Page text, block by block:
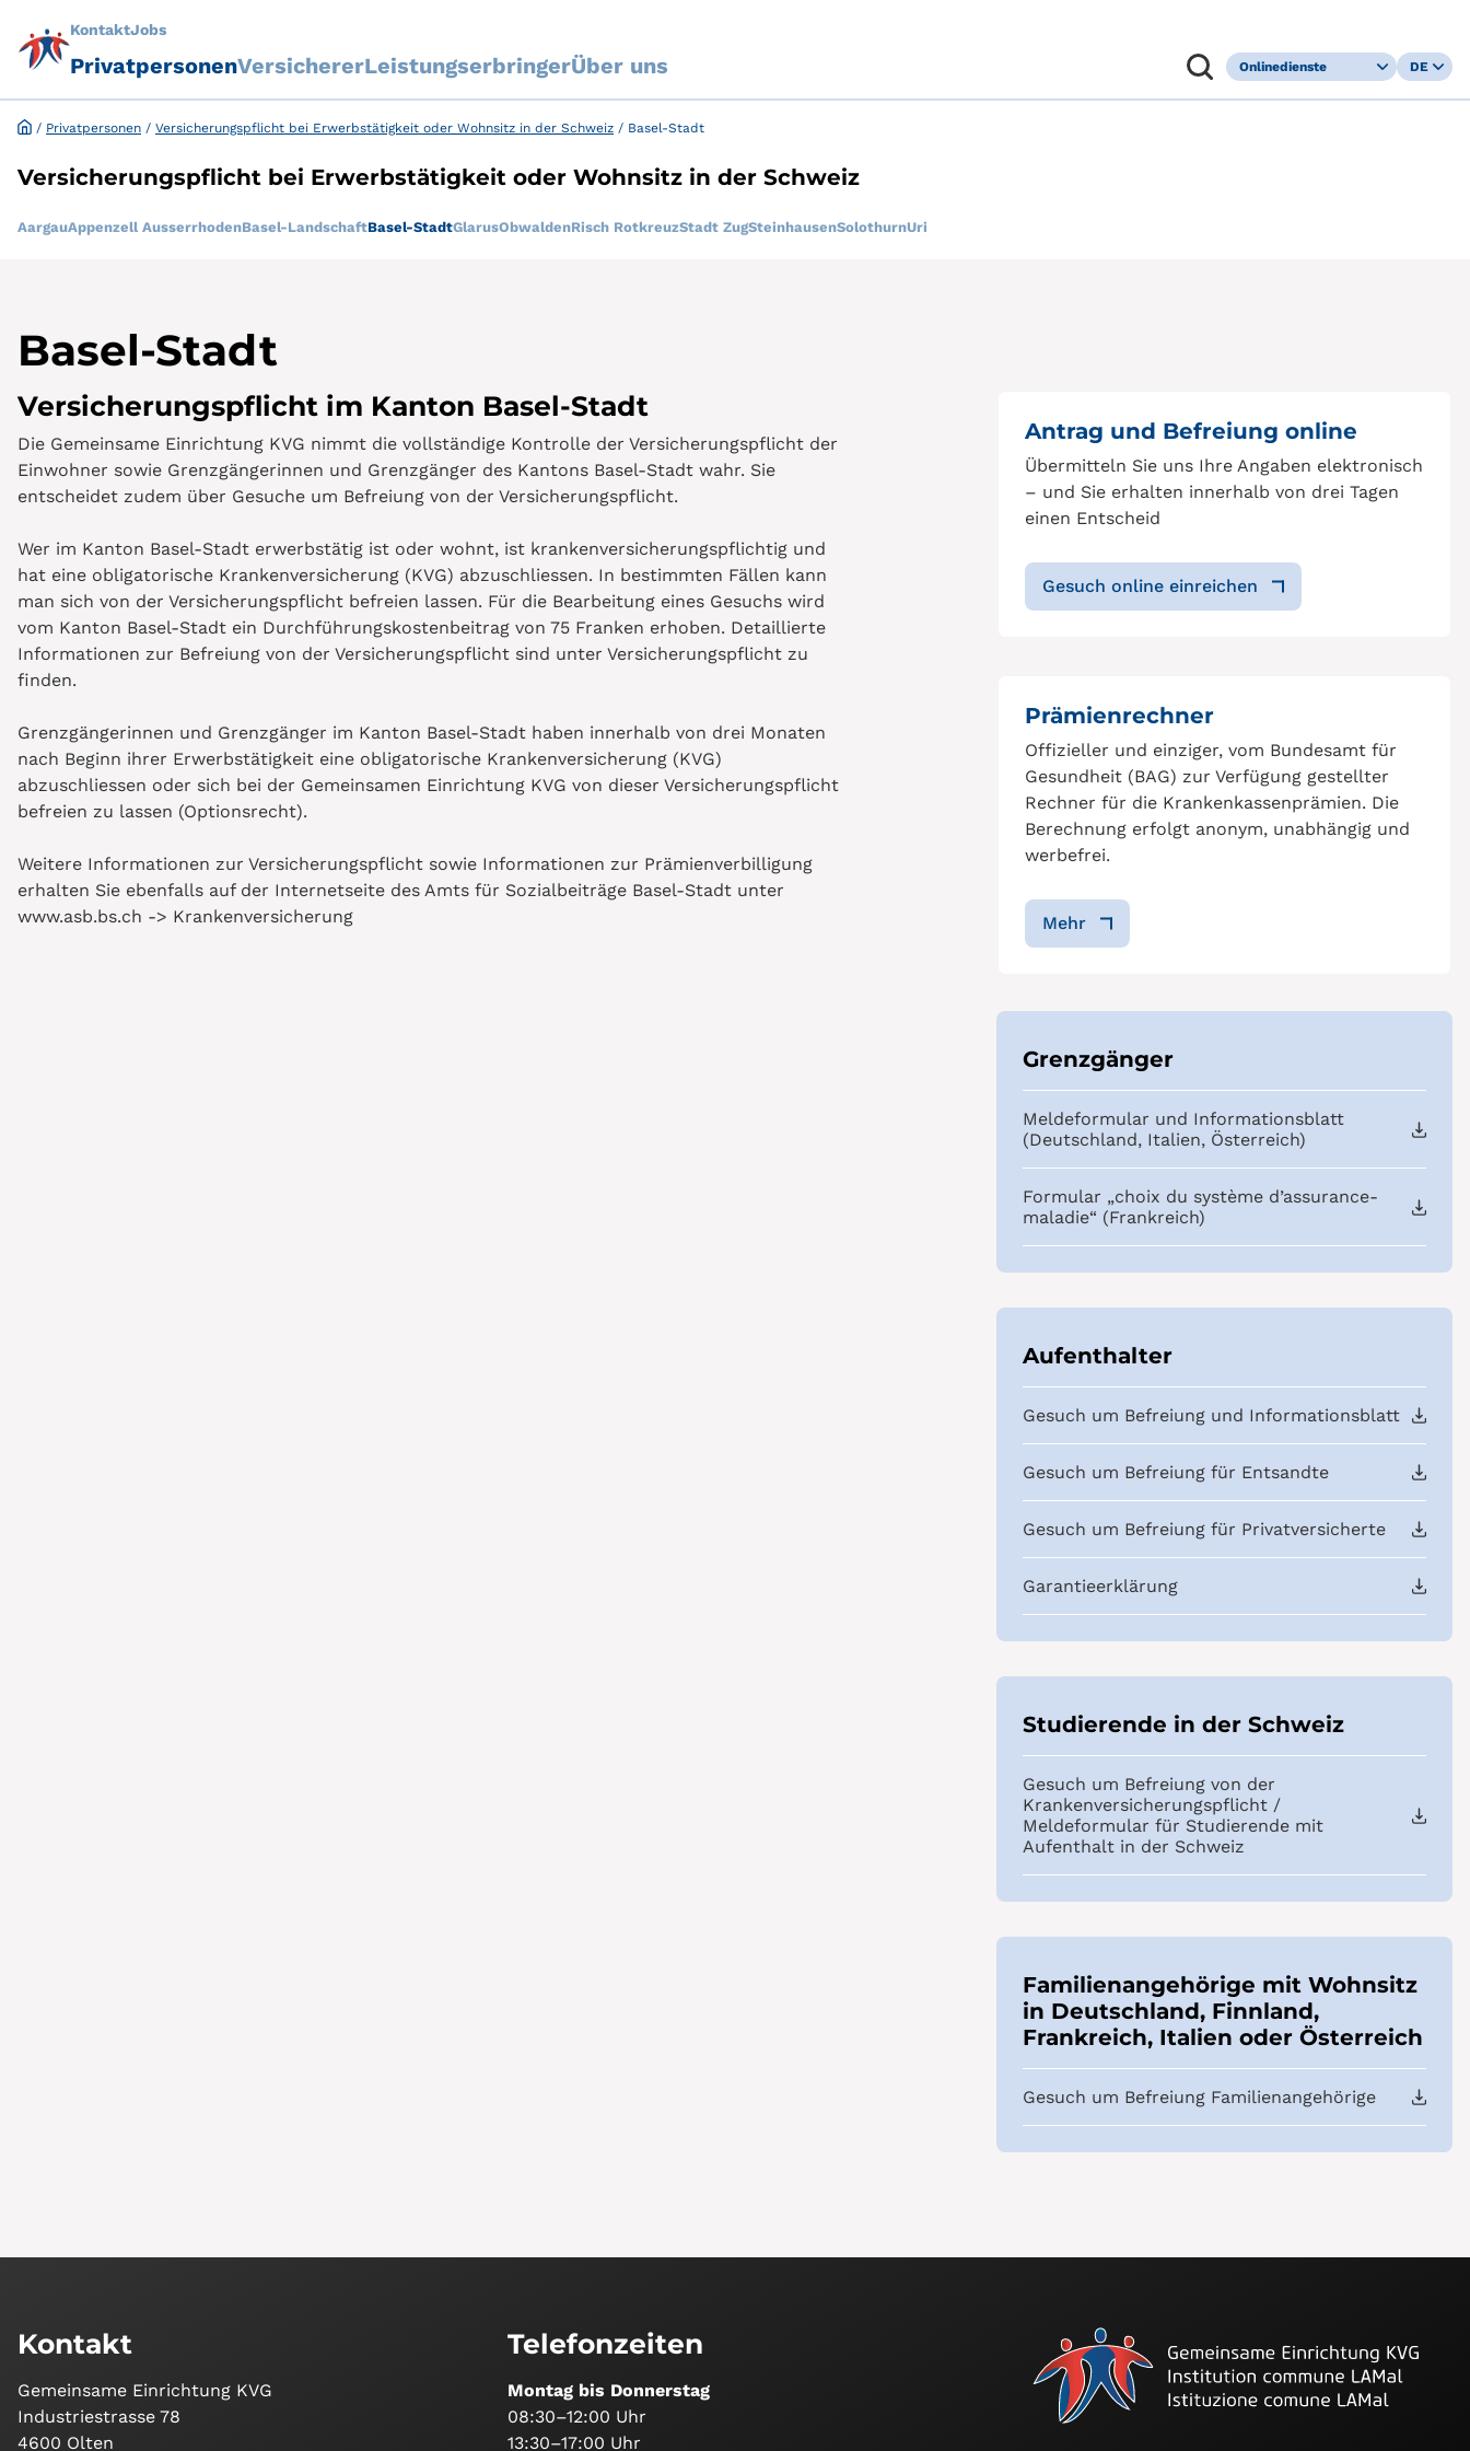
KontaktJobs
PrivatpersonenVersichererLeistungserbringerÜber uns Onlinedienste
Kundenportal
DE
FR
/ Privatpersonen / Versicherungspflicht bei Erwerbstätigkeit oder Wohnsitz in der Schweiz / Basel-Stadt
Versicherungspflicht bei Erwerbstätigkeit oder Wohnsitz in der Schweiz
AargauAppenzell AusserrhodenBasel-LandschaftBasel-StadtGlarusObwaldenRisch RotkreuzStadt ZugSteinhausenSolothurnUri
Basel-Stadt
Versicherungspflicht im Kanton Basel-Stadt
Die Gemeinsame Einrichtung KVG nimmt die vollständige Kontrolle der Versicherungspflicht der
Einwohner sowie Grenzgängerinnen und Grenzgänger des Kantons Basel-Stadt wahr. Sie
entscheidet zudem über Gesuche um Befreiung von der Versicherungspflicht.
Wer im Kanton Basel-Stadt erwerbstätig ist oder wohnt, ist krankenversicherungspflichtig und
hat eine obligatorische Krankenversicherung (KVG) abzuschliessen. In bestimmten Fällen kann
man sich von der Versicherungspflicht befreien lassen. Für die Bearbeitung eines Gesuchs wird
vom Kanton Basel-Stadt ein Durchführungskostenbeitrag von 75 Franken erhoben. Detaillierte
Informationen zur Befreiung von der Versicherungspflicht sind unter Versicherungspflicht zu
finden.
Grenzgängerinnen und Grenzgänger im Kanton Basel-Stadt haben innerhalb von drei Monaten
nach Beginn ihrer Erwerbstätigkeit eine obligatorische Krankenversicherung (KVG)
abzuschliessen oder sich bei der Gemeinsamen Einrichtung KVG von dieser Versicherungspflicht
befreien zu lassen (Optionsrecht).
Weitere Informationen zur Versicherungspflicht sowie Informationen zur Prämienverbilligung
erhalten Sie ebenfalls auf der Internetseite des Amts für Sozialbeiträge Basel-Stadt unter
www.asb.bs.ch -> Krankenversicherung
Antrag und Befreiung online
Übermitteln Sie uns Ihre Angaben elektronisch
– und Sie erhalten innerhalb von drei Tagen
einen Entscheid
Gesuch online einreichen
Prämienrechner
Offizieller und einziger, vom Bundesamt für
Gesundheit (BAG) zur Verfügung gestellter
Rechner für die Krankenkassenprämien. Die
Berechnung erfolgt anonym, unabhängig und
werbefrei.
Mehr
Grenzgänger
Meldeformular und Informationsblatt
(Deutschland, Italien, Österreich)
Formular „choix du système d’assurance-
maladie“ (Frankreich)
Aufenthalter
Gesuch um Befreiung und Informationsblatt
Gesuch um Befreiung für Entsandte
Gesuch um Befreiung für Privatversicherte
Garantieerklärung
Studierende in der Schweiz
Gesuch um Befreiung von der
Krankenversicherungspflicht /
Meldeformular für Studierende mit
Aufenthalt in der Schweiz
Familienangehörige mit Wohnsitz
in Deutschland, Finnland,
Frankreich, Italien oder Österreich
Gesuch um Befreiung Familienangehörige
Kontakt
Gemeinsame Einrichtung KVG
Industriestrasse 78
4600 Olten
Telefonzeiten
Montag bis Donnerstag
08:30–12:00 Uhr
13:30–17:00 Uhr